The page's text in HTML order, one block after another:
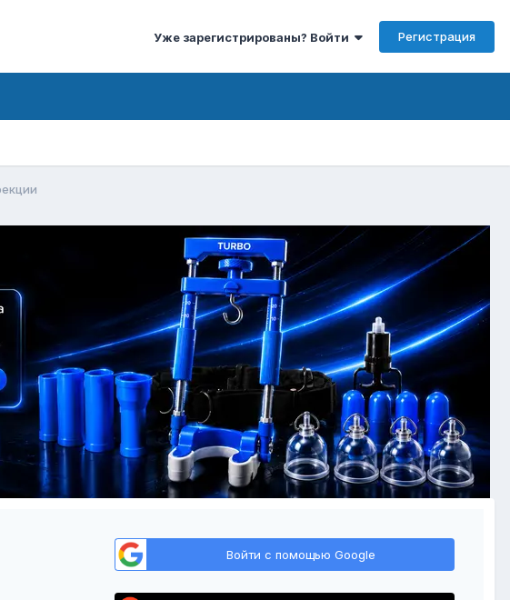
Уже зарегистрированы? Войти Регистрация
Войти с помощью Google